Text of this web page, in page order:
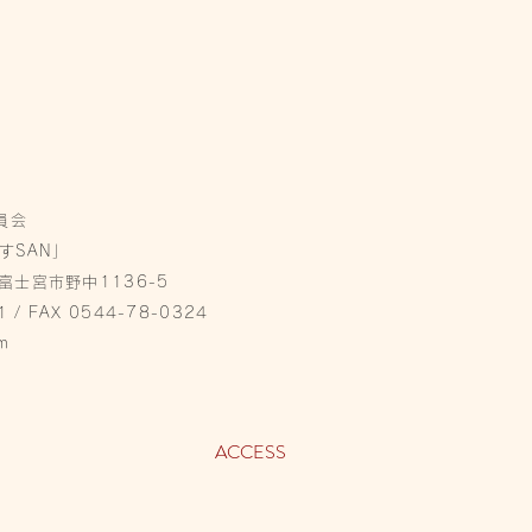
会
SAN」
士宮市野中1136-5
/ FAX 0544-78-0324
ACCESS